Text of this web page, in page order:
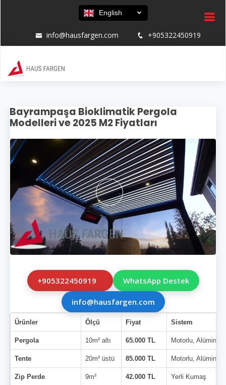
English
info@hausfargen.com +905322450919
Bayrampaşa Bioklimatik Pergola
Modelleri ve 2025 M2 Fiyatları
+905322450919 WhatsApp Destek
info@hausfargen.com
Ürünler Ölçü Fiyat Sistem
Pergola 10m² altı 65.000 TL Motorlu,
Tente 20m² üstü 85.000 TL Motorlu,
Zip Perde 9m² 42.000 TL Yerli Kumaş